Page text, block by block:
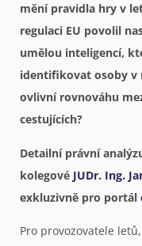
mění pravidla hry v
regulaci EU povolil
umělou inteligencí,
identifikovat osoby v
ovlivní rovnováhu
cestujících?
Detailní právní
kolegové JUDr. Ing.
exkluzivně pro portál
Pro provozovatele